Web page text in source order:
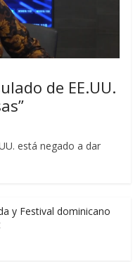
de EE.UU.
está negado a dar
y Festival dominicano